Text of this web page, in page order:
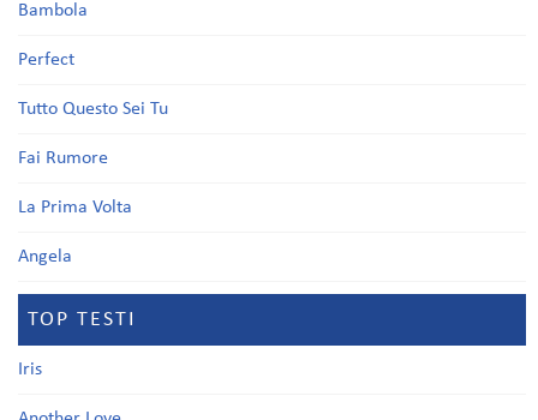
Bambola
Perfect
Tutto Questo Sei Tu
Fai Rumore
La Prima Volta
Angela
TOP TESTI
Iris